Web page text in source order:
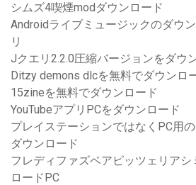
シムズ4喫煙modダウンロード
Androidライブミュージックのダウ
リ
Jクエリ2.2.0圧縮バージョンをダウ
Ditzy demons dlcを無料でダウンロ
15zineを無料でダウンロード
YouTubeアプリPCをダウンロード
プレイステーションではなくPC用
ダウンロード
フレディファズベアピッツェリア
ロードPC